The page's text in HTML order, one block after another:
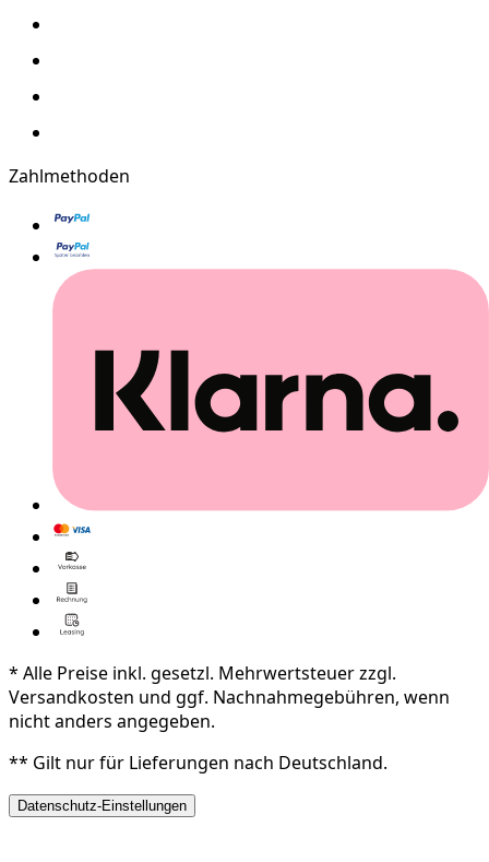
Zahlmethoden
* Alle Preise inkl. gesetzl. Mehrwertsteuer zzgl.
Versandkosten und ggf. Nachnahmegebühren, wenn
nicht anders angegeben.
** Gilt nur für Lieferungen nach Deutschland.
Datenschutz-Einstellungen